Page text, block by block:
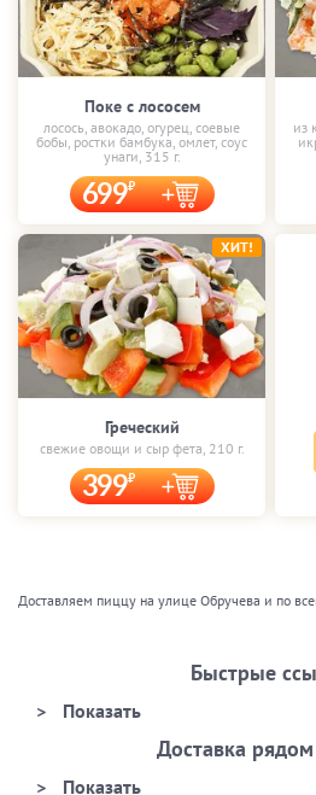
Поке с лососем
лосось, авокадо, огурец, соевые
бобы, ростки бамбука, омлет, соус
унаги, 315 г.
699
из
Греческий
свежие овощи и сыр фета, 210 г.
399
ХИТ!
Доставляем пиццу на улице Обручева и по
Быстрые
Доставка